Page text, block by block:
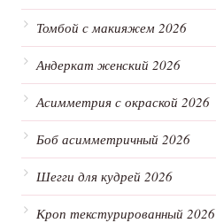
Томбой с макияжем 2026
Андеркат женский 2026
Асимметрия с окраской 2026
Боб асимметричный 2026
Шегги для кудрей 2026
Кроп текстурированный 2026